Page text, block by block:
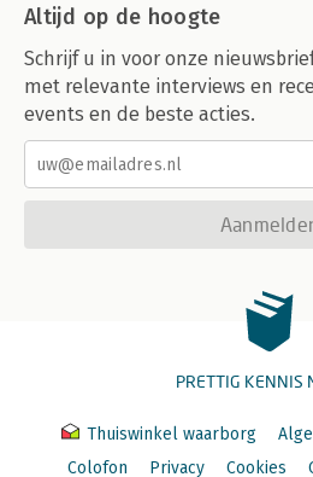
Altijd op de hoogte
Schrijf u in voor onze
met relevante interviews en
events en de beste acties.
PRETTIG KENNIS
Thuiswinkel waarborg
Colofon
Privacy Cookies